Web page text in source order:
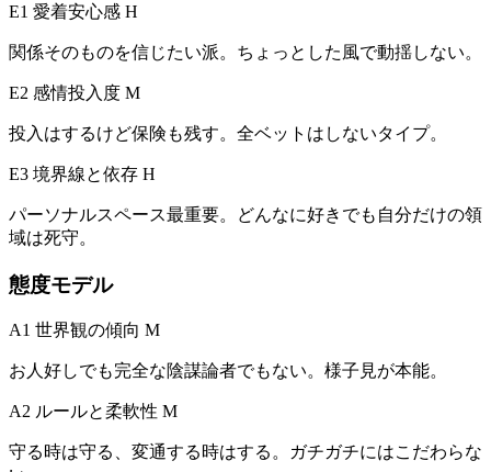
E1 愛着安心感 H
関係そのものを信じたい派。ちょっとした風で動揺しない。
E2 感情投入度 M
投入はするけど保険も残す。全ベットはしないタイプ。
E3 境界線と依存 H
パーソナルスペース最重要。どんなに好きでも自分だけの領
域は死守。
態度モデル
A1 世界観の傾向 M
お人好しでも完全な陰謀論者でもない。様子見が本能。
A2 ルールと柔軟性 M
守る時は守る、変通する時はする。ガチガチにはこだわらな